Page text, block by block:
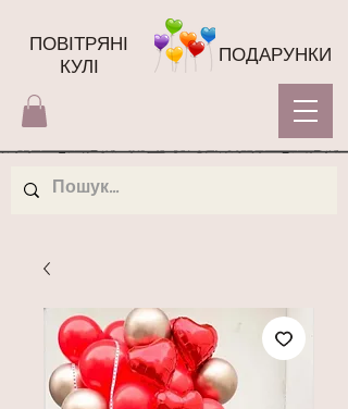
ПОВІТРЯНІ
КУЛІ
ПОДАРУНКИ